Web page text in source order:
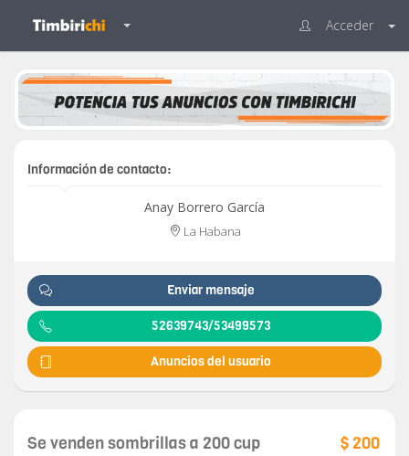
Acceder
Información de contacto:
Anay Borrero García
La Habana
Enviar mensaje
52639743/53499573
Anuncios del usuario
Se venden sombrillas a 200 cup $ 200